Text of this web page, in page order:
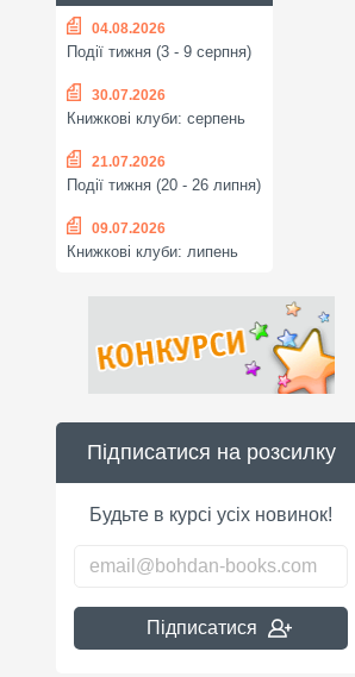
04.08.2026
Події тижня (3 - 9 серпня)
30.07.2026
Книжкові клуби: серпень
21.07.2026
Події тижня (20 - 26 липня)
09.07.2026
Книжкові клуби: липень
Підписатися на розсилку
Будьте в курсі усіх новинок!
Підписатися